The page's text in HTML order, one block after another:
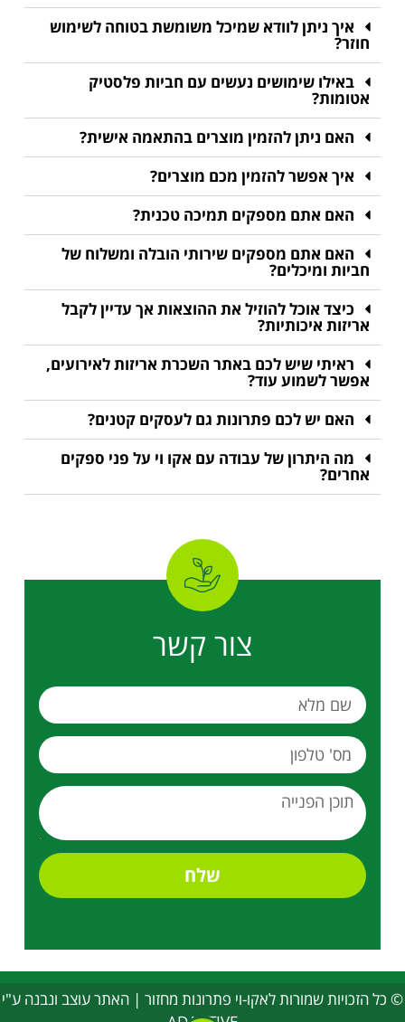
איך ניתן לוודא שמיכל משומשת בטוחה לשימוש
חוזר?
באילו שימושים נעשים עם חביות פלסטיק
אטומות?
האם ניתן להזמין מוצרים בהתאמה אישית?
איך אפשר להזמין מכם מוצרים?
האם אתם מספקים תמיכה טכנית?
האם אתם מספקים שירותי הובלה ומשלוח של
חביות ומיכלים?
כיצד אוכל להוזיל את ההוצאות אך עדיין לקבל
אריזות איכותיות?
ראיתי שיש לכם באתר השכרת אריזות לאירועים,
אפשר לשמוע עוד?
האם יש לכם פתרונות גם לעסקים קטנים?
מה היתרון של עבודה עם אקו וי על פני ספקים
אחרים?
צור קשר
שלח
© כל הזכויות שמורות לאקו-וי פתרונות מחזור | האתר עוצב ונבנה ע"י